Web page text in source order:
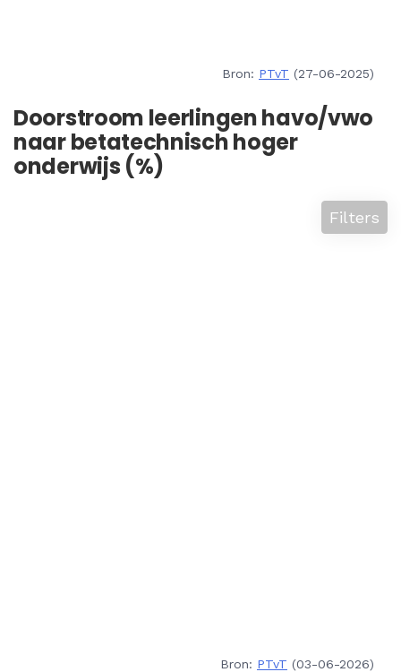
Bron: PTvT (27-06-2025)
Doorstroom leerlingen havo/vwo
naar betatechnisch hoger
onderwijs (%)
Filters
Bron: PTvT (03-06-2026)